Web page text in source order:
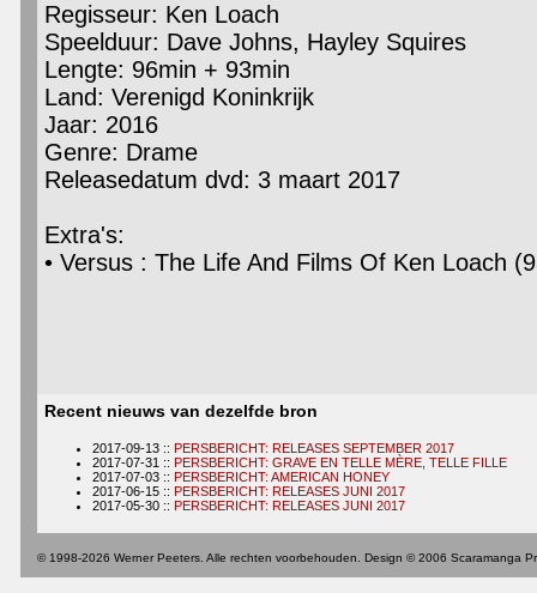
Regisseur: Ken Loach
Speelduur: Dave Johns, Hayley Squires
Lengte: 96min + 93min
Land: Verenigd Koninkrijk
Jaar: 2016
Genre: Drame
Releasedatum dvd: 3 maart 2017
Extra's:
• Versus : The Life And Films Of Ken Loach
Recent nieuws van dezelfde bron
2017-09-13 :: PERSBERICHT: RELEASES SEPTEMBER 2017
2017-07-31 :: PERSBERICHT: GRAVE EN TELLE MÈRE, TELLE FILLE
2017-07-03 :: PERSBERICHT: AMERICAN HONEY
2017-06-15 :: PERSBERICHT: RELEASES JUNI 2017
2017-05-30 :: PERSBERICHT: RELEASES JUNI 2017
© 1998-2026 Werner Peeters. Alle rechten voorbehouden. Design © 2006 Scaramanga